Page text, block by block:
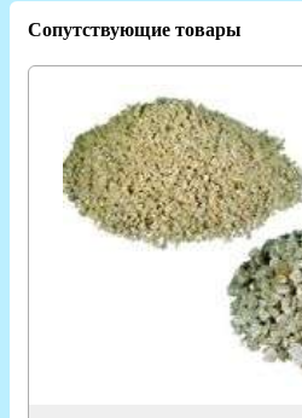
Сопутствующие товары